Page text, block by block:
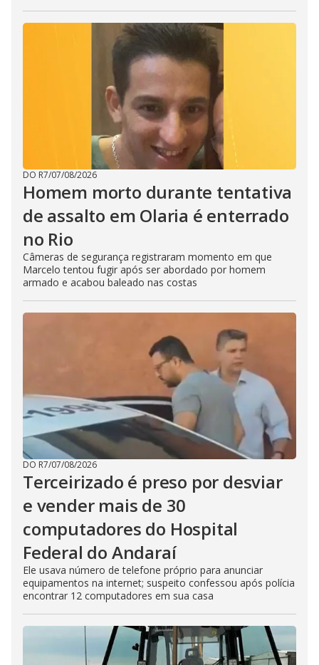
DO R7/07/08/2026
Homem morto durante tentativa
de assalto em Olaria é enterrado
no Rio
Câmeras de segurança registraram momento em que
Marcelo tentou fugir após ser abordado por homem
armado e acabou baleado nas costas
DO R7/07/08/2026
Terceirizado é preso por desviar
e vender mais de 30
computadores do Hospital
Federal do Andaraí
Ele usava número de telefone próprio para anunciar
equipamentos na internet; suspeito confessou após polícia
encontrar 12 computadores em sua casa